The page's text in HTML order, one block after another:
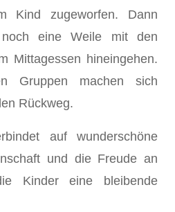
Kind zugeworfen. Dann
eine Weile mit den
Mittagessen hineingehen.
Gruppen machen sich
Rückweg.
auf wunderschöne
und die Freude an
Kinder eine bleibende